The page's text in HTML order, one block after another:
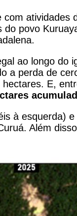
atividades
povo
ao longo do
a perda de
E,
à esquerda)
Além